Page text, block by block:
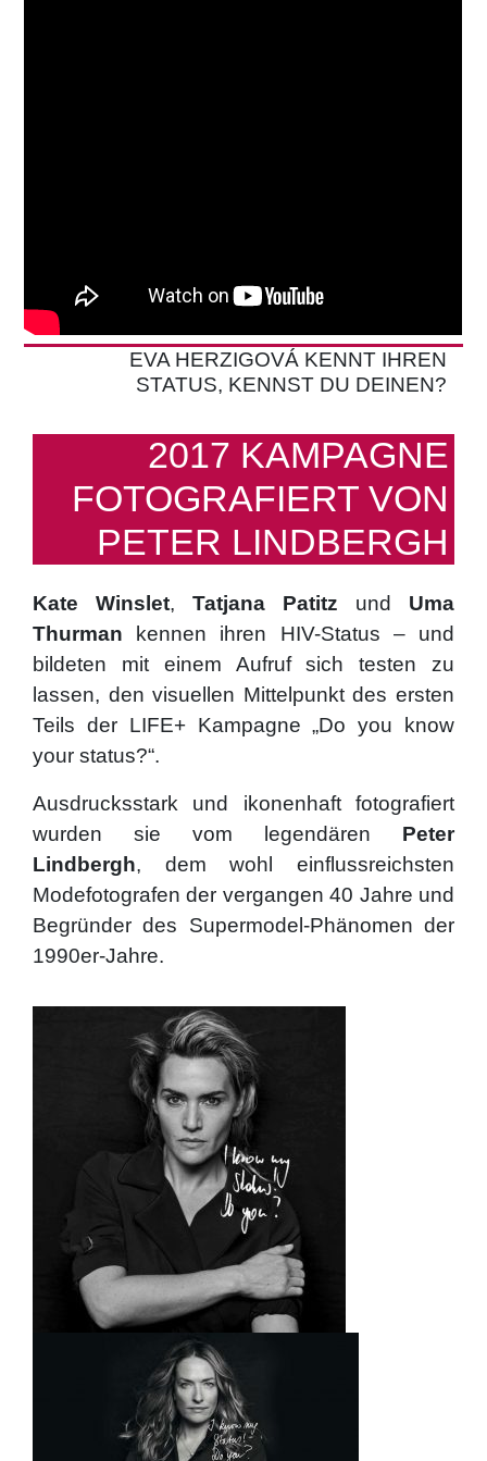
EVA HERZIGOVÁ KENNT IHREN
STATUS, KENNST DU DEINEN?
2017 KAMPAGNE
FOTOGRAFIERT VON
PETER LINDBERGH
Kate Winslet, Tatjana Patitz und Uma
Thurman kennen ihren HIV-Status – und
bildeten mit einem Aufruf sich testen zu
lassen, den visuellen Mittelpunkt des ersten
Teils der LIFE+ Kampagne „Do you know
your status?“.
Ausdrucksstark und ikonenhaft fotografiert
wurden sie vom legendären Peter
Lindbergh, dem wohl einflussreichsten
Modefotografen der vergangen 40 Jahre und
Begründer des Supermodel-Phänomen der
1990er-Jahre.